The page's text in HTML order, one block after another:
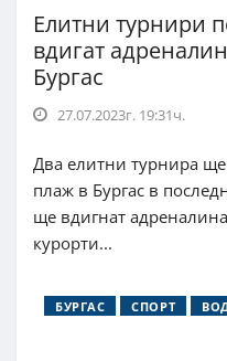
Елитни турнири
вдигат
Бургас
27.07.2023г. 19:31ч.
Два елитни турнира
плаж в Бургас в
ще вдигнат
курорти...
БУРГАС СПОРТ